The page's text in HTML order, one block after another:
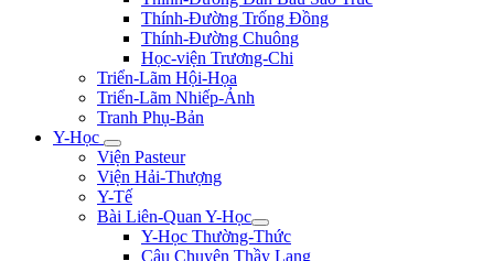
Thính-Đường Trống Đồng
Thính-Đường Chuông
Học-viện Trương-Chi
Triển-Lãm Hội-Họa
Triển-Lãm Nhiếp-Ảnh
Tranh Phụ-Bản
Y-Học
Viện Pasteur
Viện Hải-Thượng
Y-Tế
Bài Liên-Quan Y-Học
Y-Học Thường-Thức
Câu Chuyện Thầy Lang